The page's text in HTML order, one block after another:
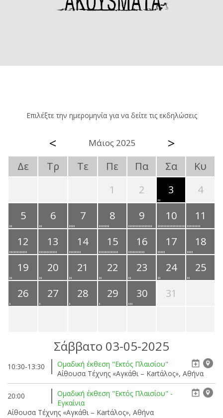
Επιλέξτε την ημερομηνία για να δείτε τις εκδηλώσεις
< Μάιος 2025 >
Δε Τρ Τε Πε Πα Σα
Κυ
1
2 3
4
5
6 7 8 9 10
11
12
13 14 15 16 17
18
19
20 21 22 23 24
25
26
27 28 29 30 31
Σάββατο 03-05-2025
10:30-13:30
Ομαδική έκθεση "Εκτός Πλαισίου"
Αίθουσα Τέχνης «Αγκάθι – Kartάλος», Αθήνα
20:00
Ομαδική έκθεση "Εκτός Πλαισίου" -
Εγκαίνια
Αίθουσα Τέχνης «Αγκάθι – Kartάλος», Αθήνα